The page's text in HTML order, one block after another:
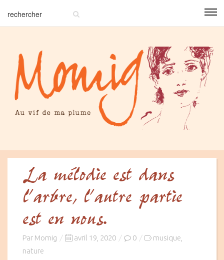
La mélodie est dans
l’arbre, l’autre partie
est en nous.
Par Momig
Posted
avril 19, 2020 0 musique
nature